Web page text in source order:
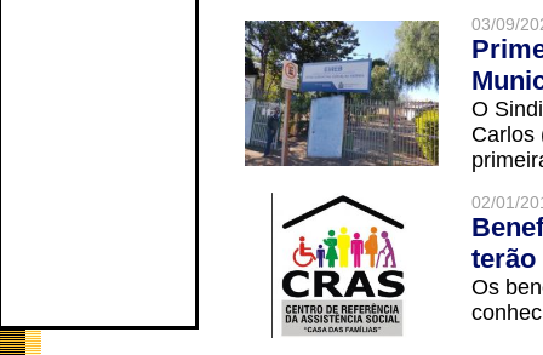
03/09/
O
Carlos
02/01/
terão
Os